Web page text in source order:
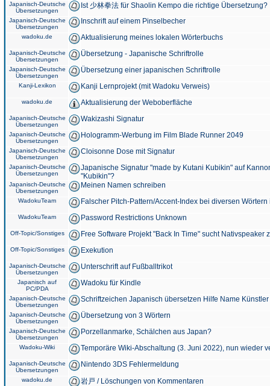
Japanisch-Deutsche
Übersetzungen
Ist 少林拳法 für Shaolin Kempo die richtige Übersetzung?
Japanisch-Deutsche
Übersetzungen
Inschrift auf einem Pinselbecher
wadoku.de Aktualisierung meines lokalen Wörterbuchs
Japanisch-Deutsche
Übersetzungen
Übersetzung - Japanische Schriftrolle
Japanisch-Deutsche
Übersetzungen
Übersetzung einer japanischen Schriftrolle
Kanji-Lexikon Kanji Lernprojekt (mit Wadoku Verweis)
wadoku.de Aktualisierung der Weboberfläche
Japanisch-Deutsche
Übersetzungen
Wakizashi Signatur
Japanisch-Deutsche
Übersetzungen
Hologramm-Werbung im Film Blade Runner 2049
Japanisch-Deutsche
Übersetzungen
Cloisonne Dose mit Signatur
Japanisch-Deutsche
Übersetzungen
Japanische Signatur "made by Kutani Kubikin" auf
"Kubikin"?
Japanisch-Deutsche
Übersetzungen
Meinen Namen schreiben
WadokuTeam Falscher Pitch-Pattern/Accent-Index bei diversen
WadokuTeam Password Restrictions Unknown
Off-Topic/Sonstiges Free Software Projekt "Back In Time" sucht Nativspeaker
Off-Topic/Sonstiges Exekution
Japanisch-Deutsche
Übersetzungen
Unterschrift auf Fußballtrikot
Japanisch auf
PC/PDA
Wadoku für Kindle
Japanisch-Deutsche
Übersetzungen
Schriftzeichen Japanisch übersetzen Hilfe Name
Japanisch-Deutsche
Übersetzungen
Übersetzung von 3 Wörtern
Japanisch-Deutsche
Übersetzungen
Porzellanmarke, Schälchen aus Japan?
Wadoku-Wiki Temporäre Wiki-Abschaltung (3. Juni 2022), nun wieder
Japanisch-Deutsche
Übersetzungen
Nintendo 3DS Fehlermeldung
wadoku.de 岩戸 / Löschungen von Kommentaren